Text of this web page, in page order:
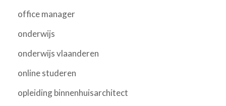
office manager
onderwijs
onderwijs vlaanderen
online studeren
opleiding binnenhuisarchitect